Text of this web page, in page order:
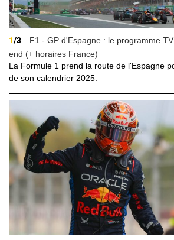
1/3
F1 - GP d'Espagne : le programme
end (+ horaires France)
La Formule 1 prend la route de l'Espagne
de son calendrier 2025.